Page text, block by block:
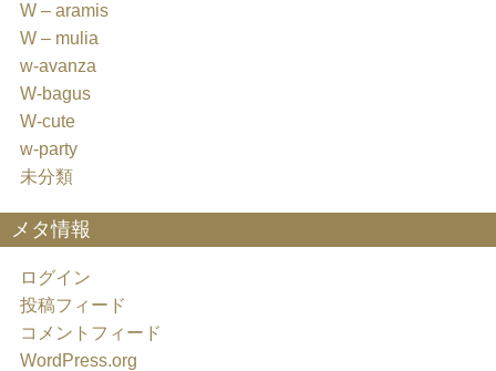
W – aramis
W – mulia
w-avanza
W-bagus
W-cute
w-party
未分類
メタ情報
ログイン
投稿フィード
コメントフィード
WordPress.org